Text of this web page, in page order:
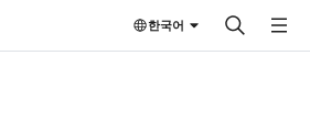
한국어